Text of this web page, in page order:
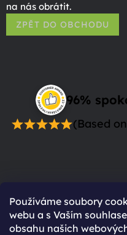
Používáme soubory
webu a s Vaším
obsahu našich
na nás obrátit.
ZPĚT DO OBCHODU
96%
(Based
Proč se
Rychlejší nákup